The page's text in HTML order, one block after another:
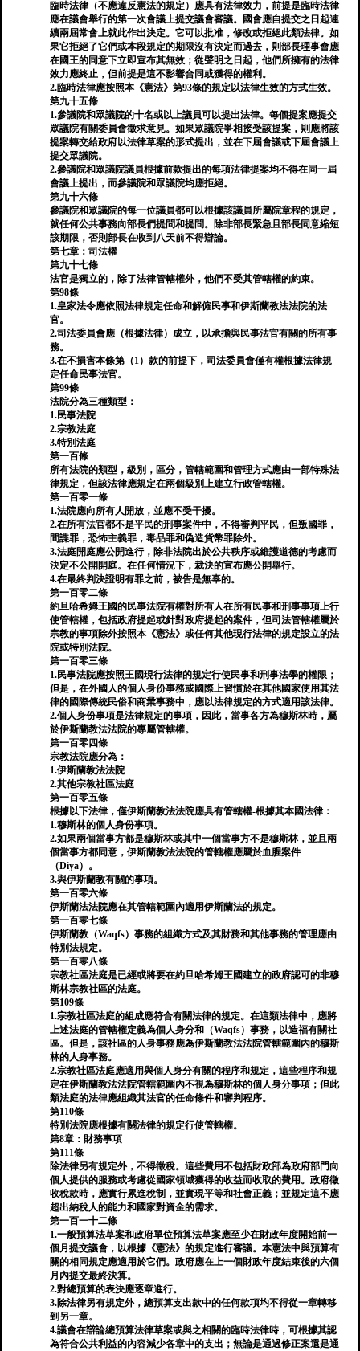
臨時法律（不應違反憲法的規定）應具有法律效力，前提是臨時法律
應在議會舉行的第一次會議上提交議會審議。國會應自提交之日起連
續兩屆常會上就此作出決定。它可以批准，修改或拒絕此類法律。如
果它拒絕了它們或本段規定的期限沒有決定而過去，則部長理事會應
在國王的同意下立即宣布其無效；從聲明之日起，他們所擁有的法律
效力應終止，但前提是這不影響合同或獲得的權利。
2.臨時法律應按照本《憲法》第93條的規定以法律生效的方式生效。
第九十五條
1.參議院和眾議院的十名或以上議員可以提出法律。每個提案應提交
眾議院有關委員會徵求意見。如果眾議院爭相接受該提案，則應將該
提案轉交給政府以法律草案的形式提出，並在下屆會議或下屆會議上
提交眾議院。
2.參議院和眾議院議員根據前款提出的每項法律提案均不得在同一屆
會議上提出，而參議院和眾議院均應拒絕。
第九十六條
參議院和眾議院的每一位議員都可以根據該議員所屬院章程的規定，
就任何公共事務向部長們提問和提問。除非部長緊急且部長同意縮短
該期限，否則部長在收到八天前不得辯論。
第七章：司法權
第九十七條
法官是獨立的，除了法律管轄權外，他們不受其管轄權的約束。
第98條
1.皇家法令應依照法律規定任命和解僱民事和伊斯蘭教法法院的法
官。
2.司法委員會應（根據法律）成立，以承擔與民事法官有關的所有事
務。
3.在不損害本條第（1）款的前提下，司法委員會僅有權根據法律規
定任命民事法官。
第99條
法院分為三種類型：
1.民事法院
2.宗教法庭
3.特別法庭
第一百條
所有法院的類型，級別，區分，管轄範圍和管理方式應由一部特殊法
律規定，但該法律應規定在兩個級別上建立行政管轄權。
第一百零一條
1.法院應向所有人開放，並應不受干擾。
2.在所有法官都不是平民的刑事案件中，不得審判平民，但叛國罪，
間諜罪，恐怖主義罪，毒品罪和偽造貨幣罪除外。
3.法庭開庭應公開進行，除非法院出於公共秩序或維護道德的考慮而
決定不公開開庭。在任何情況下，裁決的宣布應公開舉行。
4.在最終判決證明有罪之前，被告是無辜的。
第一百零二條
約旦哈希姆王國的民事法院有權對所有人在所有民事和刑事事項上行
使管轄權，包括政府提起或針對政府提起的案件，但司法管轄權屬於
宗教的事項除外按照本《憲法》或任何其他現行法律的規定設立的法
院或特別法院。
第一百零三條
1.民事法院應按照王國現行法律的規定行使民事和刑事法學的權限；
但是，在外國人的個人身份事務或國際上習慣於在其他國家使用其法
律的國際傳統民俗和商業事務中，應以法律規定的方式適用該法律。
2.個人身份事項是法律規定的事項，因此，當事各方為穆斯林時，屬
於伊斯蘭教法法院的專屬管轄權。
第一百零四條
宗教法院應分為：
1.伊斯蘭教法法院
2.其他宗教社區法庭
第一百零五條
根據以下法律，僅伊斯蘭教法法院應具有管轄權-根據其本國法律：
1.穆斯林的個人身份事項。
2.如果兩個當事方都是穆斯林或其中一個當事方不是穆斯林，並且兩
個當事方都同意，伊斯蘭教法法院的管轄權應屬於血腥案件
（Diya）。
3.與伊斯蘭教有關的事項。
第一百零六條
伊斯蘭法法院應在其管轄範圍內適用伊斯蘭法的規定。
第一百零七條
伊斯蘭教（Waqfs）事務的組織方式及其財務和其他事務的管理應由
特別法規定。
第一百零八條
宗教社區法庭是已經或將要在約旦哈希姆王國建立的政府認可的非穆
斯林宗教社區的法庭。
第109條
1.宗教社區法庭的組成應符合有關法律的規定。在這類法律中，應將
上述法庭的管轄權定義為個人身分和（Waqfs）事務，以造福有關社
區。但是，該社區的人身事務應為伊斯蘭教法法院管轄範圍內的穆斯
林的人身事務。
2.宗教社區法庭應適用與個人身分有關的程序和規定，這些程序和規
定在伊斯蘭教法法院管轄範圍內不視為穆斯林的個人身分事項；但此
類法庭的法律應組織其法官的任命條件和審判程序。
第110條
特別法院應根據有關法律的規定行使管轄權。
第8章：財務事項
第111條
除法律另有規定外，不得徵稅。這些費用不包括財政部為政府部門向
個人提供的服務或考慮從國家領域獲得的收益而收取的費用。政府徵
收稅款時，應實行累進稅制，並實現平等和社會正義；並規定這不應
超出納稅人的能力和國家對資金的需求。
第一百一十二條
1.一般預算法草案和政府單位預算法草案應至少在財政年度開始前一
個月提交議會，以根據《憲法》的規定進行審議。本憲法中與預算有
關的相同規定應適用於它們。政府應在上一個財政年度結束後的六個
月內提交最終決算。
2.對總預算的表決應逐章進行。
3.除法律另有規定外，總預算支出款中的任何款項均不得從一章轉移
到另一章。
4.議會在辯論總預算法律草案或與之相關的臨時法律時，可根據其認
為符合公共利益的內容減少各章中的支出；無論是通過修正案還是通